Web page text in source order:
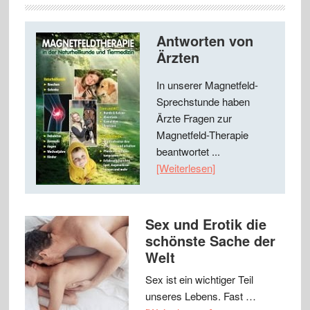
Antworten von
Ärzten
In unserer Magnetfeld-
Sprechstunde haben
Ärzte Fragen zur
Magnetfeld-Therapie
beantwortet ...
[Weiterlesen]
Sex und Erotik die
schönste Sache der
Welt
Sex ist ein wichtiger Teil
unseres Lebens. Fast …